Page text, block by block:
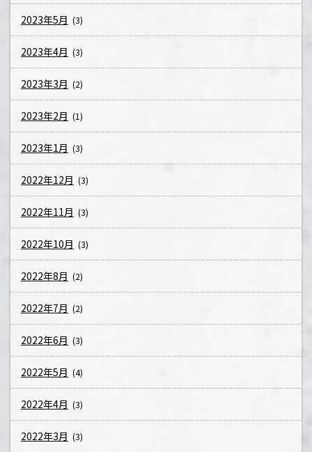
2023年5月 (3)
2023年4月 (3)
2023年3月 (2)
2023年2月 (1)
2023年1月 (3)
2022年12月 (3)
2022年11月 (3)
2022年10月 (3)
2022年8月 (2)
2022年7月 (2)
2022年6月 (3)
2022年5月 (4)
2022年4月 (3)
2022年3月 (3)